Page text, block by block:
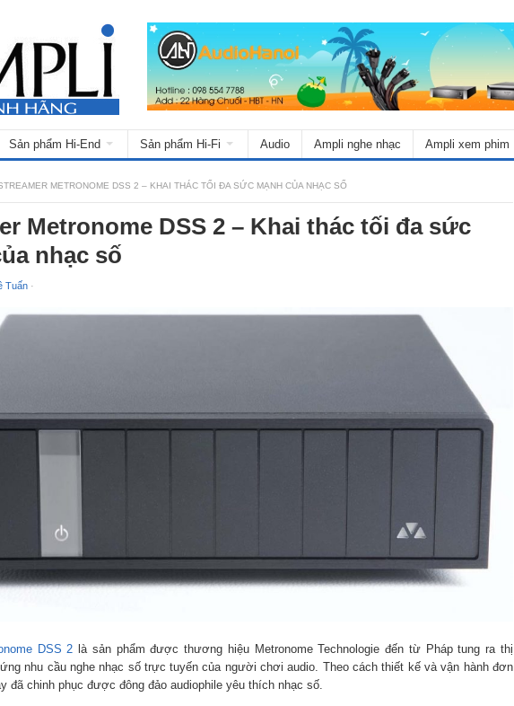
Sản phẩm Hi-End Sản phẩm Hi-Fi Audio Ampli nghe nhạc Ampli xem phim
METRONOME DSS 2 – KHAI THÁC TỐI ĐA SỨC MẠNH CỦA NHẠC SỐ
Metronome DSS 2 – Khai thác tối đa sức
nhạc số
Tuấn ·
DSS 2 là sản phẩm được thương hiệu Metronome Technologie đến từ Pháp tung ra thị
nhu cầu nghe nhạc số trực tuyến của người chơi audio. Theo cách thiết kế và vận hành đơn
đã chinh phục được đông đảo audiophile yêu thích nhạc số.